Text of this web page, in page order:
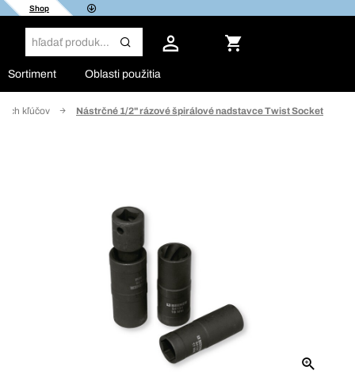
Shop
Sortiment Oblasti použitia
kľúčov Nástrčné 1/2" rázové špirálové nadstavce Twist Socket